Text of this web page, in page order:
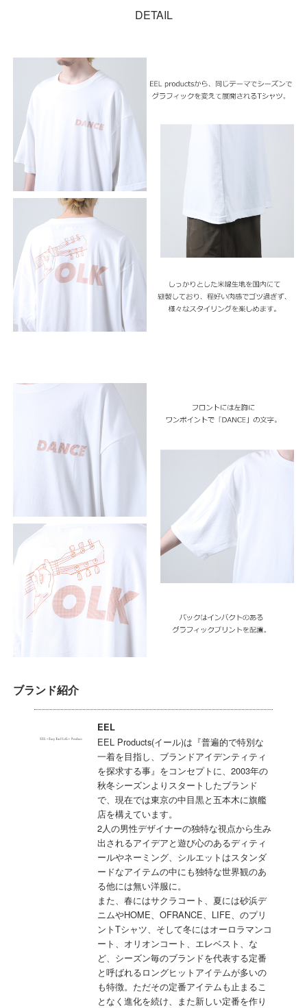
DETAIL
ブランド紹介
EEL
EEL Products(イール)は『普遍的で特別な
一着を目指し、ブランドアイデンティティ
を探求する事』をコンセプトに、2003年の
秋冬シーズンよりスタートしたブランド
で、現在では東京の中目黒と五本木に旗艦
店を構えています。
2人の男性デザイナーの独特な視点から生み
出されるアイデアと遊び心のあるディティ
ールやネーミング、シルエットはスタンダ
ードなアイテムの中にも独特な世界観のあ
る他には無い洋服に。
また、春にはサクラコート、夏には砂浜デ
ニムやHOME、OFRANCE、LIFE、のプリ
ントTシャツ、そして冬にはオーロラマンコ
ート、オリオンコート、エレベスト、な
ど、シーズン毎のブランドを代表する定番
と呼ばれるロングヒットアイテムが多いの
も特徴。ただその定番アイテムも止まるこ
となく進化を続け、また新しい定番を作り